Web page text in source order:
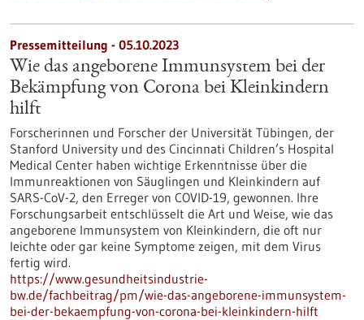
Pressemitteilung - 05.10.2023
Wie das angeborene Immunsystem bei der
Bekämpfung von Corona bei Kleinkindern
hilft
Forscherinnen und Forscher der Universität Tübingen, der
Stanford University und des Cincinnati Children’s Hospital
Medical Center haben wichtige Erkenntnisse über die
Immunreaktionen von Säuglingen und Kleinkindern auf
SARS-CoV-2, den Erreger von COVID-19, gewonnen. Ihre
Forschungsarbeit entschlüsselt die Art und Weise, wie das
angeborene Immunsystem von Kleinkindern, die oft nur
leichte oder gar keine Symptome zeigen, mit dem Virus
fertig wird.
https://www.gesundheitsindustrie-
bw.de/fachbeitrag/pm/wie-das-angeborene-immunsystem-
bei-der-bekaempfung-von-corona-bei-kleinkindern-hilft